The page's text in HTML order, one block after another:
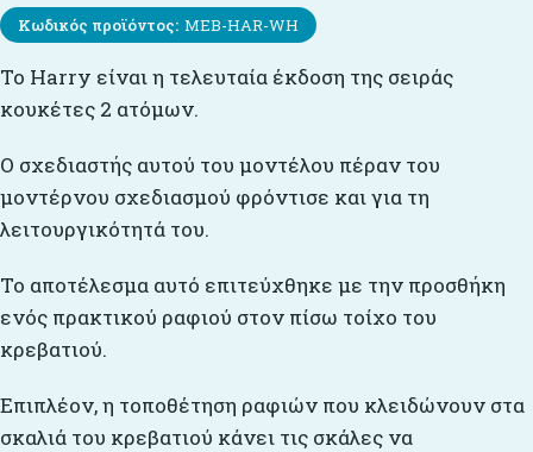
Κωδικός προϊόντος: MEB-HAR-WH
Το Harry είναι η τελευταία έκδοση της σειράς
κουκέτες 2 ατόμων.
Ο σχεδιαστής αυτού του μοντέλου πέραν του
μοντέρνου σχεδιασμού φρόντισε και για τη
λειτουργικότητά του.
Το αποτέλεσμα αυτό επιτεύχθηκε με την προσθήκη
ενός πρακτικού ραφιού στον πίσω τοίχο του
κρεβατιού.
Επιπλέον, η τοποθέτηση ραφιών που κλειδώνουν στα
σκαλιά του κρεβατιού κάνει τις σκάλες να